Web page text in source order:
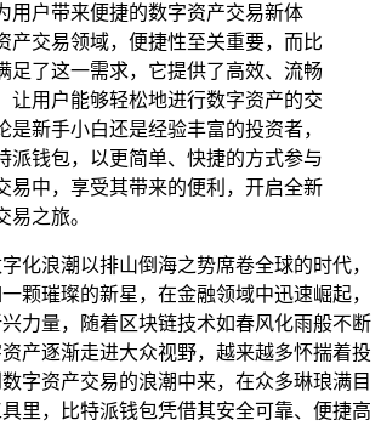
用户带来便捷的数字资产交易新体
产交易领域，便捷性至关重要，而比
足了这一需求，它提供了高效、流畅
让用户能够轻松地进行数字资产的交
是新手小白还是经验丰富的投资者，
派钱包，以更简单、快捷的方式参与
易中，享受其带来的便利，开启全新
易之旅。
化浪潮以排山倒海之势席卷全球的时代，
颗璀璨的新星，在金融领域中迅速崛起，
力量，随着区块链技术如春风化雨般不断
产逐渐走进大众视野，越来越多怀揣着投
字资产交易的浪潮中来，在众多琳琅满目
里，比特派钱包凭借其安全可靠、便捷高